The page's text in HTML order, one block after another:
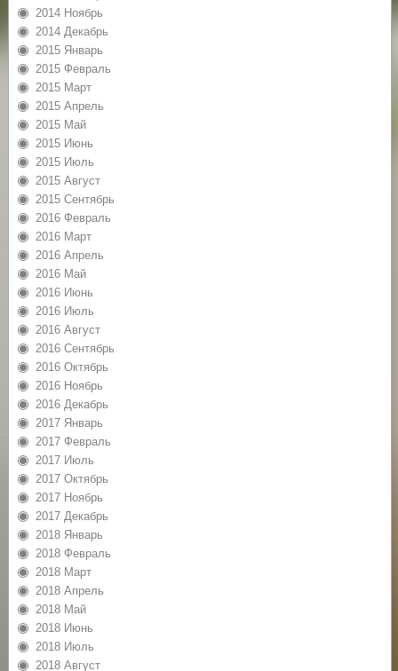
2014 Ноябрь
2014 Декабрь
2015 Январь
2015 Февраль
2015 Март
2015 Апрель
2015 Май
2015 Июнь
2015 Июль
2015 Август
2015 Сентябрь
2016 Февраль
2016 Март
2016 Апрель
2016 Май
2016 Июнь
2016 Июль
2016 Август
2016 Сентябрь
2016 Октябрь
2016 Ноябрь
2016 Декабрь
2017 Январь
2017 Февраль
2017 Июль
2017 Октябрь
2017 Ноябрь
2017 Декабрь
2018 Январь
2018 Февраль
2018 Март
2018 Апрель
2018 Май
2018 Июнь
2018 Июль
2018 Август